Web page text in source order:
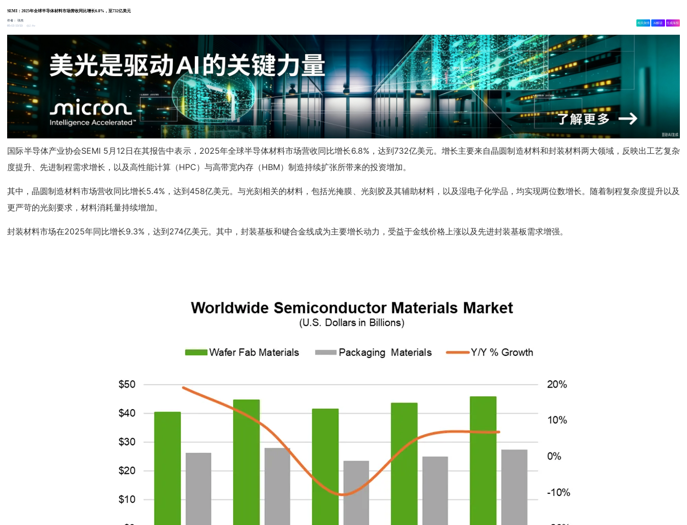
SEMI：2025年全球半导体材料市场营收同比增长6.8%，至732亿美元
作者：张杰
05-13 13:53
2.4w
相关舆情 AI解读 生成海报
国际半导体产业协会SEMI 5月12日在其报告中表示，2025年全球半导体材料市场营收同比增长6.8%，达到732亿美元。增长主要来自晶圆制造材料和封装材料两大领域，反映出工艺复杂
度提升、先进制程需求增长，以及高性能计算（HPC）与高带宽内存（HBM）制造持续扩张所带来的投资增加。
其中，晶圆制造材料市场营收同比增长5.4%，达到458亿美元。与光刻相关的材料，包括光掩膜、光刻胶及其辅助材料，以及湿电子化学品，均实现两位数增长。随着制程复杂度提升以及
更严苛的光刻要求，材料消耗量持续增加。
封装材料市场在2025年同比增长9.3%，达到274亿美元。其中，封装基板和键合金线成为主要增长动力，受益于金线价格上涨以及先进封装基板需求增强。